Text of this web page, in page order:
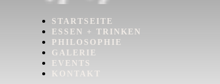
STARTSEITE
ESSEN + TRINKEN
PHILOSOPHIE
GALERIE
EVENTS
KONTAKT